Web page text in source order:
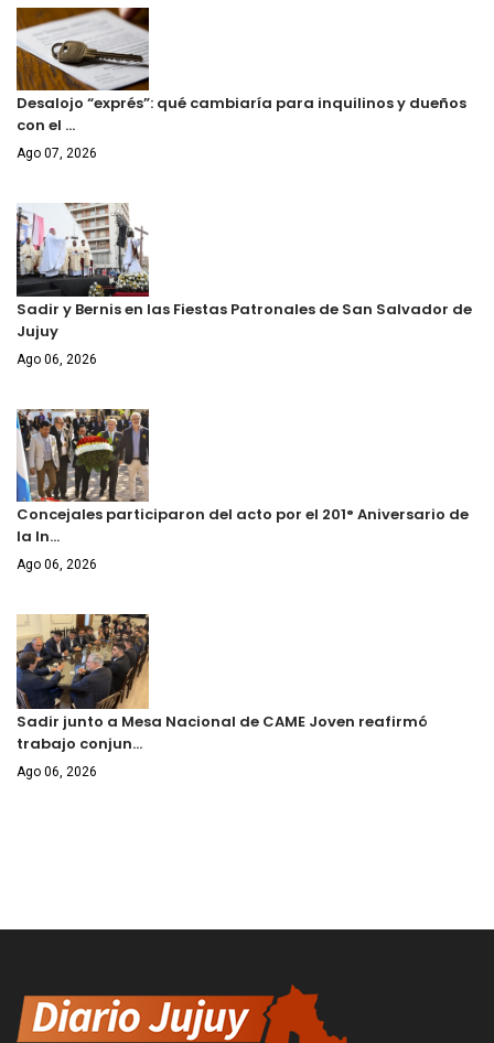
Desalojo “exprés”: qué cambiaría para inquilinos y dueños
con el …
Ago 07, 2026
Sadir y Bernis en las Fiestas Patronales de San Salvador de
Jujuy
Ago 06, 2026
Concejales participaron del acto por el 201° Aniversario de
la In…
Ago 06, 2026
Sadir junto a Mesa Nacional de CAME Joven reafirmó
trabajo conjun…
Ago 06, 2026